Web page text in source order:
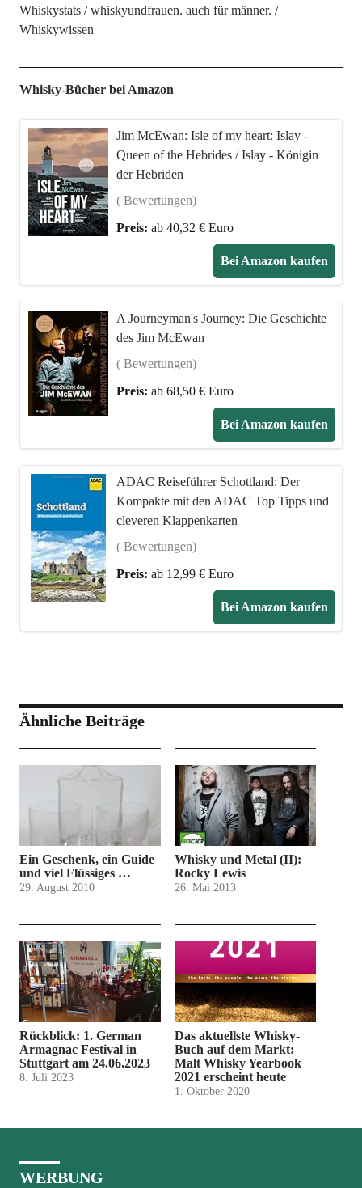
Whiskystats
whiskyundfrauen. auch für männer.
Whiskywissen
Whisky-Bücher bei Amazon
Jim McEwan: Isle of my heart: Islay -
Queen of the Hebrides / Islay - Königin
der Hebriden
( Bewertungen)
Preis: ab 40,32 € Euro
Bei Amazon kaufen
A Journeyman's Journey: Die Geschichte
des Jim McEwan
( Bewertungen)
Preis: ab 68,50 € Euro
Bei Amazon kaufen
ADAC Reiseführer Schottland: Der
Kompakte mit den ADAC Top Tipps und
cleveren Klappenkarten
( Bewertungen)
Preis: ab 12,99 € Euro
Bei Amazon kaufen
Ähnliche Beiträge
Ein Geschenk, ein Guide
und viel Flüssiges …
29. August 2010
Whisky und Metal (II):
Rocky Lewis
26. Mai 2013
Rückblick: 1. German
Armagnac Festival in
Stuttgart am 24.06.2023
8. Juli 2023
Das aktuellste Whisky-
Buch auf dem Markt:
Malt Whisky Yearbook
2021 erscheint heute
1. Oktober 2020
WERBUNG